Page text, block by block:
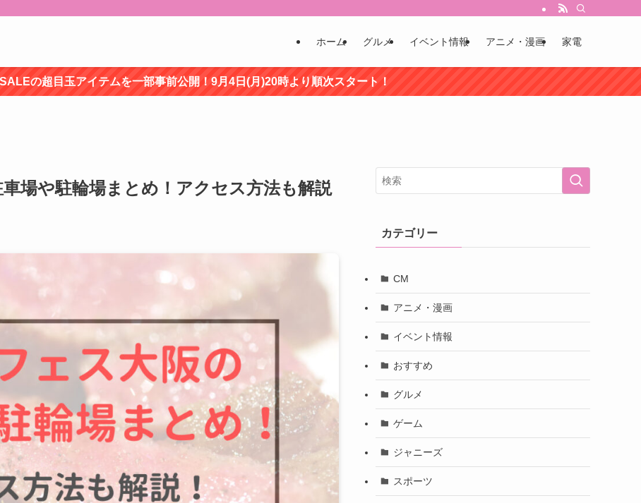
ホーム グルメ イベント情報 アニメ・漫画 家電
の超目玉アイテムを一部事前公開！9月4日(月)20時より順次スタート！
場や駐輪場まとめ！アクセス方法も解説
カテゴリー
CM
アニメ・漫画
イベント情報
おすすめ
グルメ
ゲーム
ジャニーズ
スポーツ